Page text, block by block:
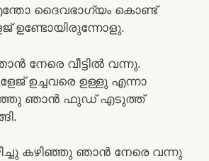
ദൈവഭാഗ്യം കൊണ്ട്
ഉണ്ടോയിരുന്നോളു.
നേരെ വീട്ടിൽ വന്നു.
ഉച്ചവരെ ഉള്ളു എന്നാ
ഞാൻ ഫുഡ്‌ എടുത്ത്
കഴിഞ്ഞു ഞാൻ നേരെ വന്നു